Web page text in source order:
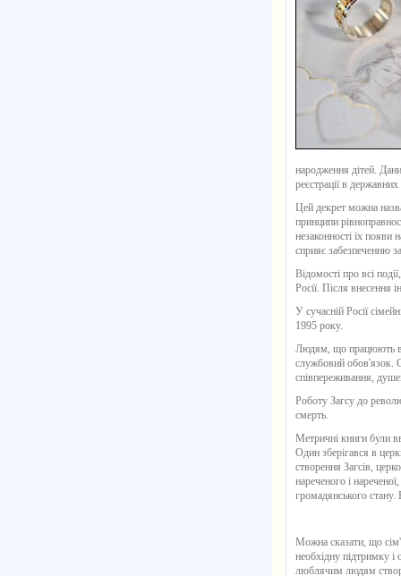
народження дітей.
реєстрації в
Цей декрет можна
принципи
незаконності їх появи
сприяє забезпеченню
Відомості про всі
Росії. Після внесення
У сучасній Росії
1995 року.
Людям, що працюють в
службовий обов'язок.
співпереживання,
Роботу Загсу до
смерть.
Метричні книги були
Один зберігався в
створення Загсів,
нареченого і
громадянського
Можна сказати, що
необхідну підтримку
люблячим людям